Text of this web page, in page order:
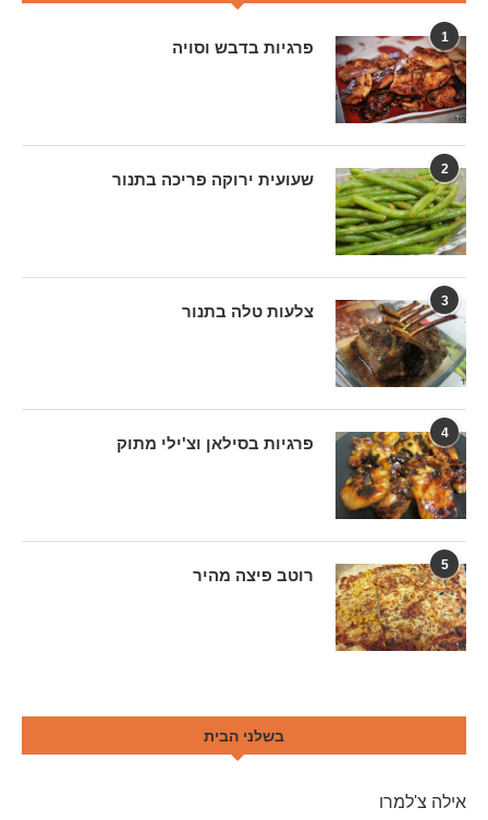
1
פרגיות בדבש וסויה
2
שעועית ירוקה פריכה בתנור
3
צלעות טלה בתנור
4
פרגיות בסילאן וצ'ילי מתוק
5
רוטב פיצה מהיר
בשלני הבית
אילה צ'למרו